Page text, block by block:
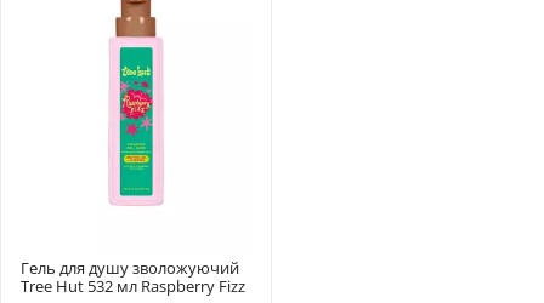
Гель для душу зволожуючий
Tree Hut 532 мл Raspberry Fizz